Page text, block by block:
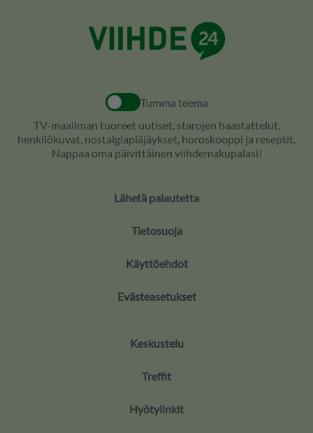
Tumma teema
TV-maailman tuoreet uutiset, starojen haastattelut,
henkilökuvat, nostalgiapläjäykset, horoskooppi ja reseptit.
Nappaa oma päivittäinen viihdemakupalasi!
Lähetä palautetta
Tietosuoja
Käyttöehdot
Evästeasetukset
Keskustelu
Treffit
Hyötylinkit